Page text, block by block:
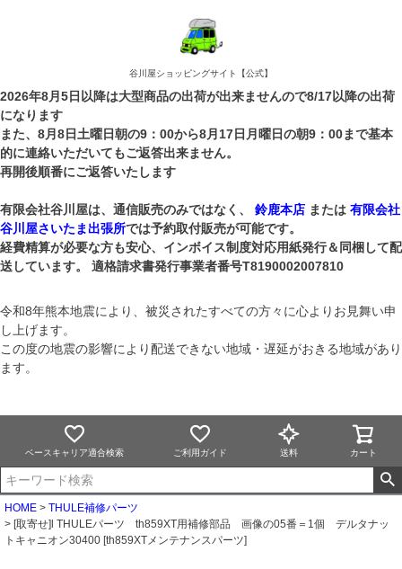
谷川屋ショッピングサイト【公式】
2026年8月5日以降は大型商品の出荷が出来ませんので8/17以降の出荷
になります
また、8月8日土曜日朝の9：00から8月17日月曜日の朝9：00まで基本
的に連絡いただいてもご返答出来ません。
再開後順番にご返答いたします
有限会社谷川屋は、通信販売のみではなく、 鈴鹿本店 または 有限会社
谷川屋さいたま出張所では予約取付販売が可能です。
経費精算が必要な方も安心、インボイス制度対応用紙発行＆同梱して配
送しています。 適格請求書発行事業者番号T8190002007810
令和8年熊本地震により、被災されたすべての方々に心よりお見舞い申
し上げます。
この度の地震の影響により配送できない地域・遅延がおきる地域があり
ます。
ベースキャリア適合検索 ご利用ガイド 送料 カート
HOME
THULE補修パーツ
[取寄せ]l THULEパーツ th859XT用補修部品 画像の05番＝1個 デルタナッ
トキャニオン30400 [th859XTメンテナンスパーツ]